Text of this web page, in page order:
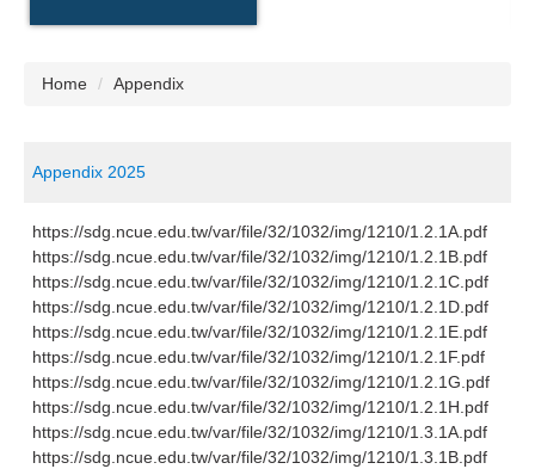
Home Appendix
Appendix 2025
https://sdg.ncue.edu.tw/var/file/32/1032/img/1210/1.2.1A.pdf
https://sdg.ncue.edu.tw/var/file/32/1032/img/1210/1.2.1B.pdf
https://sdg.ncue.edu.tw/var/file/32/1032/img/1210/1.2.1C.pdf
https://sdg.ncue.edu.tw/var/file/32/1032/img/1210/1.2.1D.pdf
https://sdg.ncue.edu.tw/var/file/32/1032/img/1210/1.2.1E.pdf
https://sdg.ncue.edu.tw/var/file/32/1032/img/1210/1.2.1F.pdf
https://sdg.ncue.edu.tw/var/file/32/1032/img/1210/1.2.1G.pdf
https://sdg.ncue.edu.tw/var/file/32/1032/img/1210/1.2.1H.pdf
https://sdg.ncue.edu.tw/var/file/32/1032/img/1210/1.3.1A.pdf
https://sdg.ncue.edu.tw/var/file/32/1032/img/1210/1.3.1B.pdf